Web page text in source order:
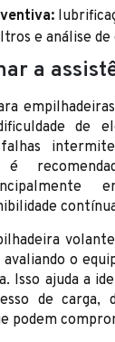
e análise de
a
de
o
Isso ajuda a
de carga,
podem